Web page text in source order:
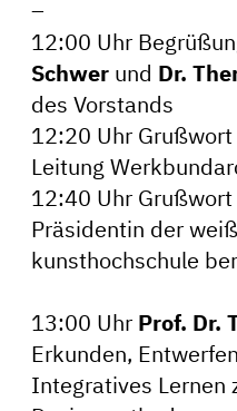
–
12:00 Uhr
Schwer und Dr.
des Vorstands
12:20 Uhr Grußwort
Leitung
12:40 Uhr Grußwort
Präsidentin der
kunsthochschule
13:00 Uhr Prof. Dr.
Erkunden,
Integratives Lernen